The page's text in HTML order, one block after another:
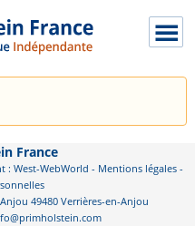
France
: West-WebWorld - Mentions légales-
49480 Verrières-en-Anjou